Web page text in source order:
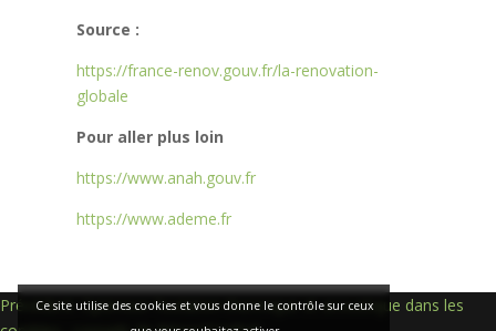
Source :
https://france-renov.gouv.fr/la-renovation-
globale
Pour aller plus loin
https://www.anah.gouv.fr
https://www.ademe.fr
Navigation
Précédent: Optimiser l’isolation thermique et acoustique dans les
Ce site utilise des cookies et vous donne le contrôle sur ceux